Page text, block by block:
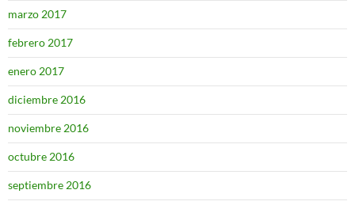
marzo 2017
febrero 2017
enero 2017
diciembre 2016
noviembre 2016
octubre 2016
septiembre 2016